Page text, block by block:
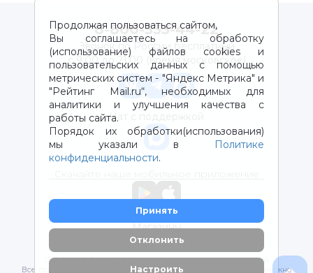
Продолжая пользоваться сайтом,
Вы соглашаетесь на обработку
(использование) файлов cookies и
пользовательских данных с помощью
метрических систем - "Яндекс Метрика" и
"Рейтинг Mail.ru“, необходимых для
аналитики и улучшения качества с
работы сайта.
Порядок их обработки(использования)
мы указали в
Политике
конфиденциальности.
Принять
Отклонить
Настроить
8-800-333-44-22
Звонок по России бесплатный
с 9:00 до 21:00 (время московское)
Чат с поддержкой
Магазины
2012-2026 © ООО "ВОТОНЯ". Детские товары с доставкой
Все права защищены. Любое использование материалов возможно